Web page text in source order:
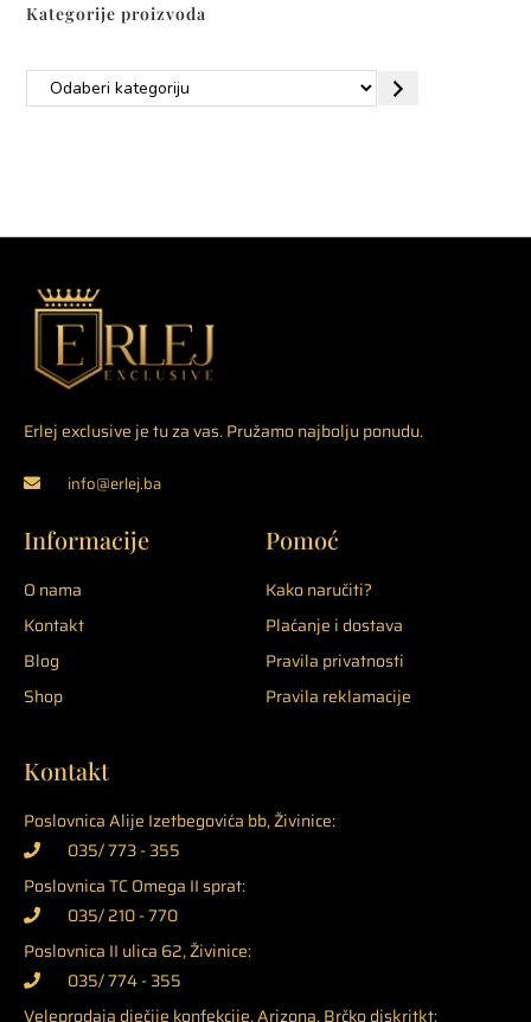
Kategorije proizvoda
Erlej exclusive je tu za vas. Pružamo najbolju ponudu.
info@erlej.ba
Informacije
O nama
Kontakt
Blog
Shop
Pomoć
Kako naručiti?
Plaćanje i dostava
Pravila privatnosti
Pravila reklamacije
Kontakt
Poslovnica Alije Izetbegovića bb, Živinice:
035/ 773 - 355
Poslovnica TC Omega II sprat:
035/ 210 - 770
Poslovnica II ulica 62, Živinice:
035/ 774 - 355
Veleprodaja dječije konfekcije, Arizona, Brčko diskritkt: